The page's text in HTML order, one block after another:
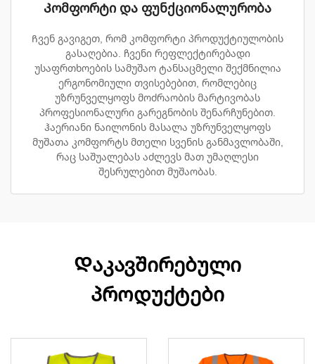
Კომფორტი და ფუნქციონალურობა
Ჩვენ გავიგეთ, რომ კომფორტი პროდუქტიულობის
გასაღებია. ჩვენი რეფლექტირებადი
უსაფრთხოების სამუშაო ტანსაცმელი შექმნილია
ერგონომიული თვისებებით, რომლებიც
უზრუნველყოფს მოძრაობის მარტივობას
პროფესიონალური გარეგნობის შენარჩუნებით.
ჰაერიანი ნაილონის მასალა უზრუნველყოფს
მუშათა კომფორტს მთელი სვენის განმავლობაში,
რაც საშუალებას აძლევს მათ უმაღლესი
შესრულებით მუშაობას.
Დაკავშირებული
პროდუქტები